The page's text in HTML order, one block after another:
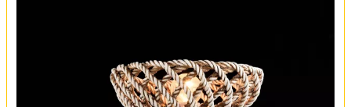
Оплата и доставка